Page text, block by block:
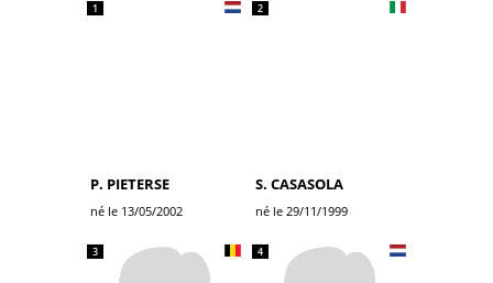
1
P. PIETERSE
né le 13/05/2002
2
S. CASASOLA
né le 29/11/1999
3 4